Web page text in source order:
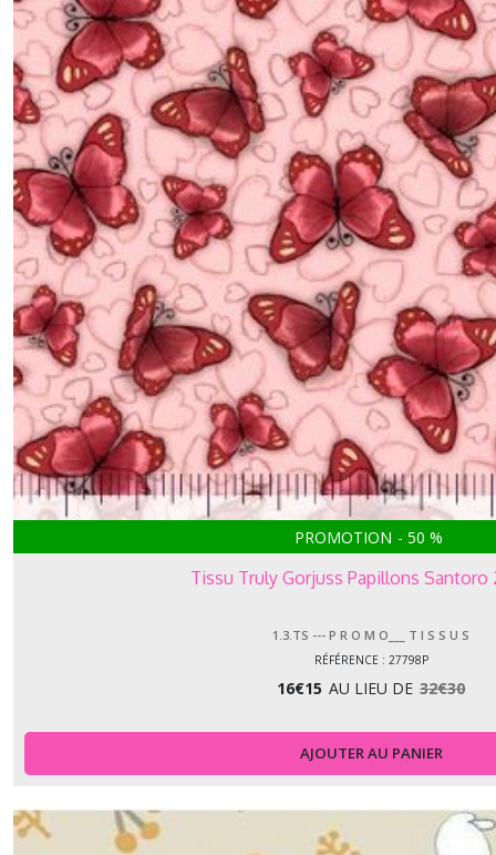
PROMOTION - 50 %
Tissu Truly Gorjuss Papillons Santoro
1.3.TS --- P R O M O___ T I S S U S
RÉFÉRENCE : 27798P
16€15 AU LIEU DE 32€30
AJOUTER AU PANIER